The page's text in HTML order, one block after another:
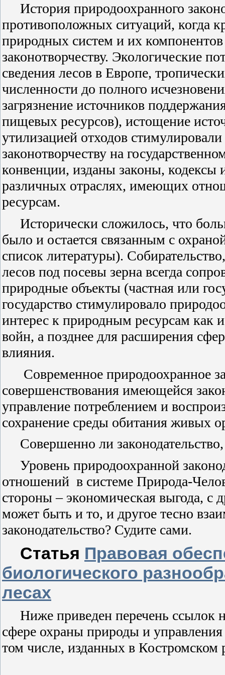
История природоохранного
противоположных ситуаций, когда
природных систем и их
законотворчеству. Экологические
сведения лесов в Европе,
численности до полного
загрязнение источников
пищевых ресурсов), истощение
утилизацией отходов
законотворчеству на
конвенции, изданы законы, кодексы
различных отраслях, имеющих
ресурсам.
Исторически сложилось, что
было и остается связанным с
список литературы).
лесов под посевы зерна всегда
природные объекты (частная или
государство стимулировало
интерес к природным ресурсам как
войн, а позднее для расширения
влияния.
Современное природоохранное
совершенствования имеющейся
управление потреблением и
сохранение среды обитания живых
Совершенно ли
Уровень природоохранной
отношений в системе Природа-
стороны – экономическая выгода, с
может быть и то, и другое тесно
законодательство? Судите сами.
Статья Правовая
биологического
лесах
Ниже приведен перечень ссылок
сфере охраны природы и
том числе, изданных в Костромском